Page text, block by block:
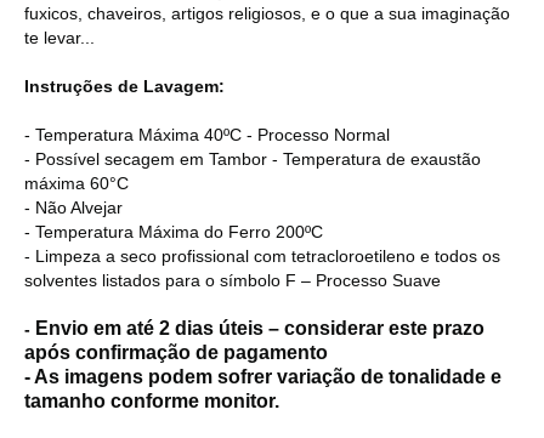
fuxicos, chaveiros, artigos religiosos, e o que a sua imaginação
te levar...
Instruções de Lavagem:
- Temperatura Máxima 40ºC - Processo Normal
- Possível secagem em Tambor - Temperatura de exaustão
máxima 60°C
- Não Alvejar
- Temperatura Máxima do Ferro 200ºC
- Limpeza a seco profissional com tetracloroetileno e todos os
solventes listados para o símbolo F – Processo Suave
- Envio em até 2 dias úteis – considerar este prazo
após confirmação de pagamento
- As imagens podem sofrer variação de tonalidade e
tamanho conforme monitor.